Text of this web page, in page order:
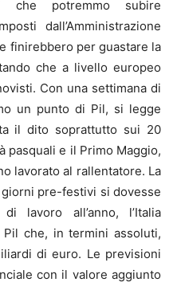
potremmo subire
dall’Amministrazione
finirebbero per guastare la
che a livello europeo
Con una settimana di
un punto di Pil, si legge
il dito soprattutto sui 20
pasquali e il Primo Maggio,
lavorato al rallentatore. La
pre-festivi si dovesse
lavoro all’anno, l’Italia
che, in termini assoluti,
di euro. Le previsioni
con il valore aggiunto